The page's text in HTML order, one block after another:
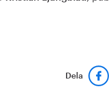
Dela